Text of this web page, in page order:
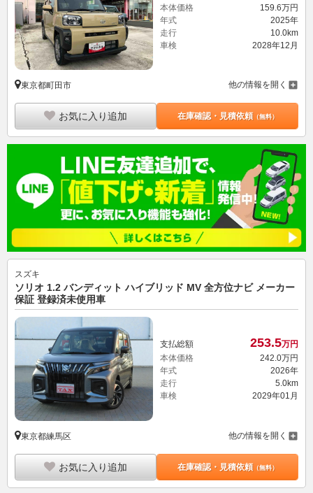
本体価格
159. 6万円
年式
2025年
走行
10.0km
車検
2028年12月
東京都町田市 他の情報を開く
お気に入り追加 在庫確認・見積依頼（無料）
スズキ
ソリオ 1.2 バンディット ハイブリッド MV 全方位ナビ メーカー
保証 登録済未使用車
支払総額 253.5万円
本体価格
242.0万円
年式
2026年
走行
5.0km
車検
2029年01月
東京都練馬区 他の情報を開く
お気に入り追加 在庫確認・見積依頼（無料）